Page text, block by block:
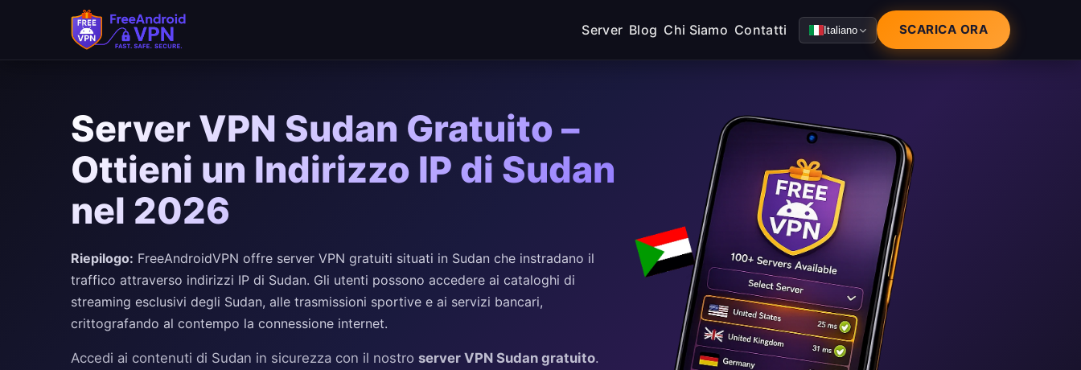
Server Blog Chi Siamo Contatti Italiano SCARICA ORA
Server VPN Sudan Gratuito –
Ottieni un Indirizzo IP di Sudan
nel 2026
Riepilogo: FreeAndroidVPN offre server VPN gratuiti situati in Sudan che instradano il
traffico attraverso indirizzi IP di Sudan. Gli utenti possono accedere ai cataloghi di
streaming esclusivi degli Sudan, alle trasmissioni sportive e ai servizi bancari,
crittografando al contempo la connessione internet.
Accedi ai contenuti di Sudan in sicurezza con il nostro server VPN Sudan gratuito.